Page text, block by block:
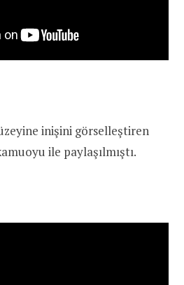
inişini görselleştiren
ile paylaşılmıştı.